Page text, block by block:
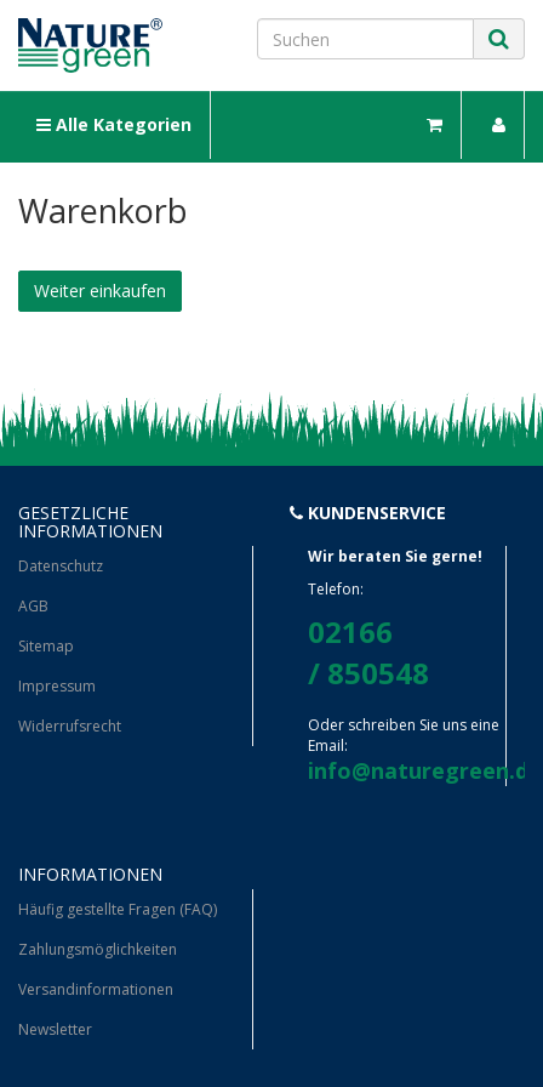
Alle Kategorien
Warenkorb
Weiter einkaufen
GESETZLICHE
INFORMATIONEN
Datenschutz
AGB
Sitemap
Impressum
Widerrufsrecht
KUNDENSERVICE
Wir beraten Sie gerne!
Telefon:
02166
/ 850548
Oder schreiben Sie uns eine
Email:
info@naturegreen.de
INFORMATIONEN
Häufig gestellte Fragen (FAQ)
Zahlungsmöglichkeiten
Versandinformationen
Newsletter